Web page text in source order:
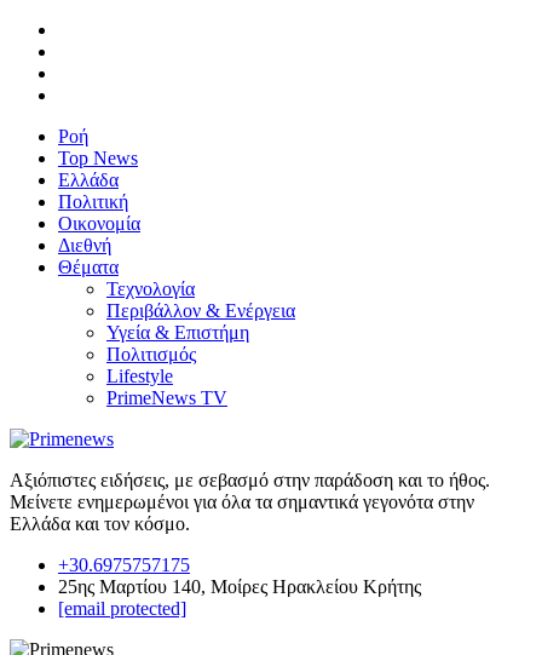
Ροή
Top News
Ελλάδα
Πολιτική
Οικονομία
Διεθνή
Θέματα
Τεχνολογία
Περιβάλλον & Ενέργεια
Υγεία & Επιστήμη
Πολιτισμός
Lifestyle
PrimeNews TV
Αξιόπιστες ειδήσεις, με σεβασμό στην παράδοση και το ήθος.
Μείνετε ενημερωμένοι για όλα τα σημαντικά γεγονότα στην
Ελλάδα και τον κόσμο.
+30.6975757175
25ης Μαρτίου 140, Μοίρες Ηρακλείου Κρήτης
[email protected]